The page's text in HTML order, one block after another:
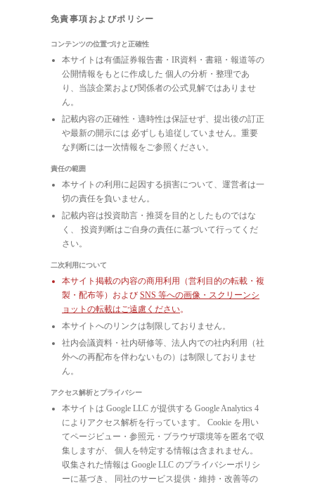
免責事項およびポリシー
コンテンツの位置づけと正確性
本サイトは有価証券報告書・IR資料・書籍・報道等の
公開情報をもとに作成した 個人の分析・整理であ
り、当該企業および関係者の公式見解ではありませ
ん。
記載内容の正確性・適時性は保証せず、提出後の訂正
や最新の開示には 必ずしも追従していません。重要
な判断には一次情報をご参照ください。
責任の範囲
本サイトの利用に起因する損害について、運営者は一
切の責任を負いません。
記載内容は投資助言・推奨を目的としたものではな
く、 投資判断はご自身の責任に基づいて行ってくだ
さい。
二次利用について
本サイト掲載の内容の商用利用（営利目的の転載・複
製・配布等）および SNS 等への画像・スクリーンシ
ョットの転載はご遠慮ください。
本サイトへのリンクは制限しておりません。
社内会議資料・社内研修等、法人内での社内利用（社
外への再配布を伴わないもの）は制限しておりませ
ん。
アクセス解析とプライバシー
本サイトは Google LLC が提供する Google Analytics 4
によりアクセス解析を行っています。 Cookie を用い
てページビュー・参照元・ブラウザ環境等を匿名で収
集しますが、 個人を特定する情報は含まれません。
収集された情報は Google LLC のプライバシーポリシ
ーに基づき、 同社のサービス提供・維持・改善等の